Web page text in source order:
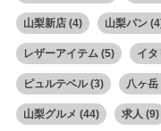
山梨新店(4) 山梨パン
レザーアイテム (5) イタ
ピュルテベル(3) 八ヶ岳
山梨グルメ (44) 求人 (9)